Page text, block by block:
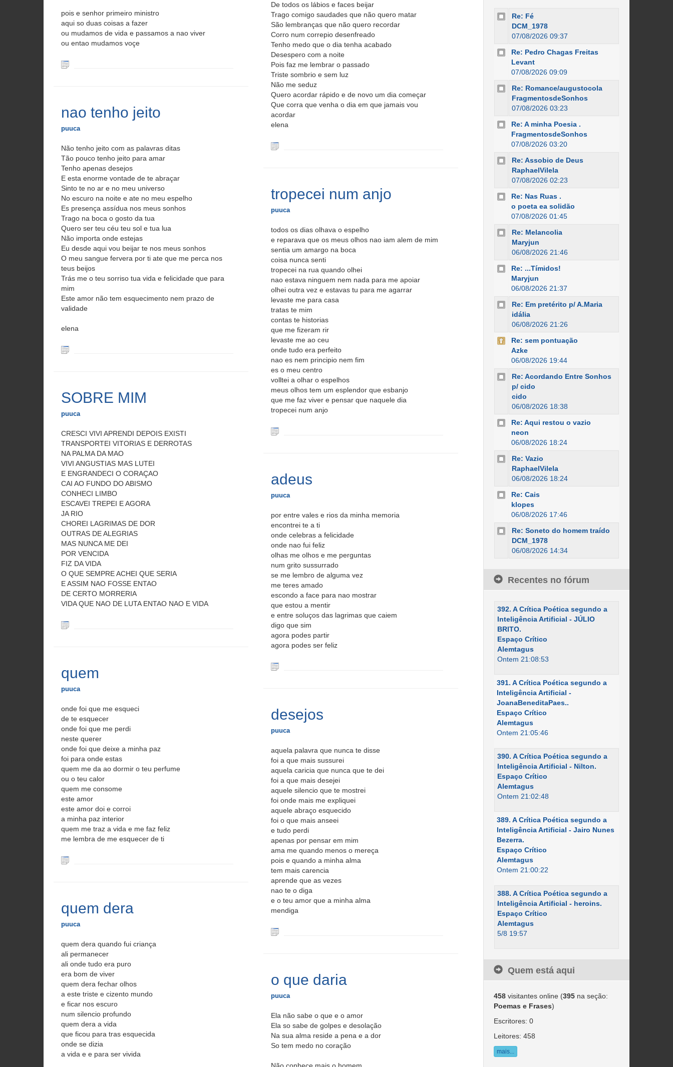
pois e senhor primeiro ministro
aqui so duas coisas a fazer
ou mudamos de vida e passamos a nao viver
ou entao mudamos voçe
nao tenho jeito
puuca
Não tenho jeito com as palavras ditas
Tão pouco tenho jeito para amar
Tenho apenas desejos
E esta enorme vontade de te abraçar
Sinto te no ar e no meu universo
No escuro na noite e ate no meu espelho
Es presença assídua nos meus sonhos
Trago na boca o gosto da tua
Quero ser teu céu teu sol e tua lua
Não importa onde estejas
Eu desde aqui vou beijar te nos meus sonhos
O meu sangue fervera por ti ate que me perca nos
teus beijos
Trás me o teu sorriso tua vida e felicidade que para
mim
Este amor não tem esquecimento nem prazo de
validade
elena
SOBRE MIM
puuca
CRESCI VIVI APRENDI DEPOIS EXISTI
TRANSPORTEI VITORIAS E DERROTAS
NA PALMA DA MAO
VIVI ANGUSTIAS MAS LUTEI
E ENGRANDECI O CORAÇAO
CAI AO FUNDO DO ABISMO
CONHECI LIMBO
ESCAVEI TREPEI E AGORA
JA RIO
CHOREI LAGRIMAS DE DOR
OUTRAS DE ALEGRIAS
MAS NUNCA ME DEI
POR VENCIDA
FIZ DA VIDA
O QUE SEMPRE ACHEI QUE SERIA
E ASSIM NAO FOSSE ENTAO
DE CERTO MORRERIA
VIDA QUE NAO DE LUTA ENTAO NAO E VIDA
quem
puuca
onde foi que me esqueci
de te esquecer
onde foi que me perdi
neste querer
onde foi que deixe a minha paz
foi para onde estas
quem me da ao dormir o teu perfume
ou o teu calor
quem me consome
este amor
este amor doi e corroi
a minha paz interior
quem me traz a vida e me faz feliz
me lembra de me esquecer de ti
quem dera
puuca
quem dera quando fui criança
ali permanecer
ali onde tudo era puro
era bom de viver
quem dera fechar olhos
a este triste e cizento mundo
e ficar nos escuro
num silencio profundo
quem dera a vida
que ficou para tras esquecida
onde se dizia
a vida e e para ser vivida
De todos os lábios e faces beijar
Trago comigo saudades que não quero matar
São lembranças que não quero recordar
Corro num correpio desenfreado
Tenho medo que o dia tenha acabado
Desespero com a noite
Pois faz me lembrar o passado
Triste sombrio e sem luz
Não me seduz
Quero acordar rápido e de novo um dia começar
Que corra que venha o dia em que jamais vou
acordar
elena
tropecei num anjo
puuca
todos os dias olhava o espelho
e reparava que os meus olhos nao iam alem de mim
sentia um amargo na boca
coisa nunca senti
tropecei na rua quando olhei
nao estava ninguem nem nada para me apoiar
olhei outra vez e estavas tu para me agarrar
levaste me para casa
tratas te mim
contas te historias
que me fizeram rir
levaste me ao ceu
onde tudo era perfeito
nao es nem principio nem fim
es o meu centro
volltei a olhar o espelhos
meus olhos tem um esplendor que esbanjo
que me faz viver e pensar que naquele dia
tropecei num anjo
adeus
puuca
por entre vales e rios da minha memoria
encontrei te a ti
onde celebras a felicidade
onde nao fui feliz
olhas me olhos e me perguntas
num grito sussurrado
se me lembro de alguma vez
me teres amado
escondo a face para nao mostrar
que estou a mentir
e entre soluços das lagrimas que caiem
digo que sim
agora podes partir
agora podes ser feliz
desejos
puuca
aquela palavra que nunca te disse
foi a que mais sussurei
aquela caricia que nunca que te dei
foi a que mais desejei
aquele silencio que te mostrei
foi onde mais me expliquei
aquele abraço esquecido
foi o que mais anseei
e tudo perdi
apenas por pensar em mim
ama me quando menos o mereça
pois e quando a minha alma
tem mais carencia
aprende que as vezes
nao te o diga
e o teu amor que a minha alma
mendiga
o que daria
puuca
Ela não sabe o que e o amor
Ela so sabe de golpes e desolação
Na sua alma reside a pena e a dor
So tem medo no coração
Re: Fé
DCM_1978
07/08/2026 09:37
Re: Pedro Chagas Freitas
Levant
07/08/2026 09:09
Re: Romance/augustocola
FragmentosdeSonhos
07/08/2026 03:23
Re: A minha Poesia .
FragmentosdeSonhos
07/08/2026 03:20
Re: Assobio de Deus
RaphaelVilela
07/08/2026 02:23
Re: Nas Ruas .
o poeta ea solidão
07/08/2026 01:45
Re: Melancolia
Maryjun
06/08/2026 21:46
Re: ...Tímidos!
Maryjun
06/08/2026 21:37
Re: Em pretérito p/ A.Maria
idália
06/08/2026 21:26
Re: sem pontuação
Azke
06/08/2026 19:44
Re: Acordando Entre Sonhos
p/ cido
cido
06/08/2026 18:38
Re: Aqui restou o vazio
neon
06/08/2026 18:24
Re: Vazio
RaphaelVilela
06/08/2026 18:24
Re: Cais
klopes
06/08/2026 17:46
Re: Soneto do homem traído
DCM_1978
06/08/2026 14:34
Recentes no fórum
392. A Crítica Poética segundo a
Inteligência Artificial - JÚLIO
BRITO.
Espaço Crítico
Alemtagus
Ontem 21:08:53
391. A Crítica Poética segundo a
Inteligência Artificial -
JoanaBeneditaPaes..
Espaço Crítico
Alemtagus
Ontem 21:05:46
390. A Crítica Poética segundo a
Inteligência Artificial - Nilton.
Espaço Crítico
Alemtagus
Ontem 21:02:48
389. A Crítica Poética segundo a
Inteligência Artificial - Jairo Nunes
Bezerra.
Espaço Crítico
Alemtagus
Ontem 21:00:22
388. A Crítica Poética segundo a
Inteligência Artificial - heroins.
Espaço Crítico
Alemtagus
5/8 19:57
Quem está aqui
458visitantes online (395na seção:
Poemas e Frases)
Escritores: 0
Leitores: 458
mais...